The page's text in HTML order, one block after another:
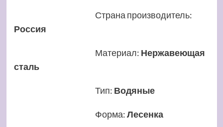
Страна производитель:
Россия
Материал: Нержавеющая
сталь
Тип: Водяные
Форма:Лесенка